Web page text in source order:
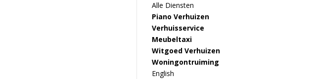
Alle Diensten
Piano Verhuizen
Verhuisservice
Meubeltaxi
Witgoed Verhuizen
Woningontruiming
English